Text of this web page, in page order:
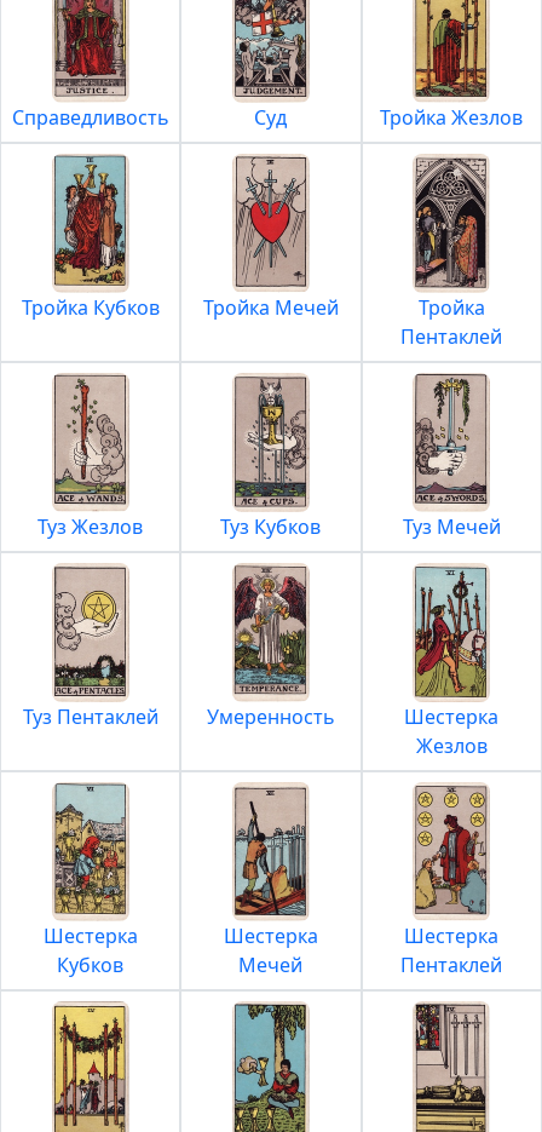
Справедливость Суд Тройка Жезлов
Тройка Кубков Тройка Мечей
Тройка
Пентаклей
Туз Жезлов Туз Кубков Туз Мечей
Туз Пентаклей Умеренность
Шестерка
Жезлов
Шестерка
Кубков
Шестерка
Мечей
Шестерка
Пентаклей